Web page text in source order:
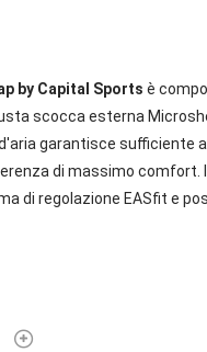
by Capital Sports è
scocca esterna
garantisce sufficiente
di massimo comfort.
di regolazione EASfit e